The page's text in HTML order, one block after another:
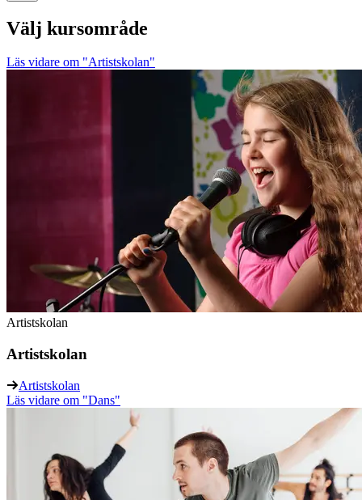
Välj kursområde
Läs vidare om "Artistskolan"
Artistskolan
Artistskolan
Artistskolan
Läs vidare om "Dans"